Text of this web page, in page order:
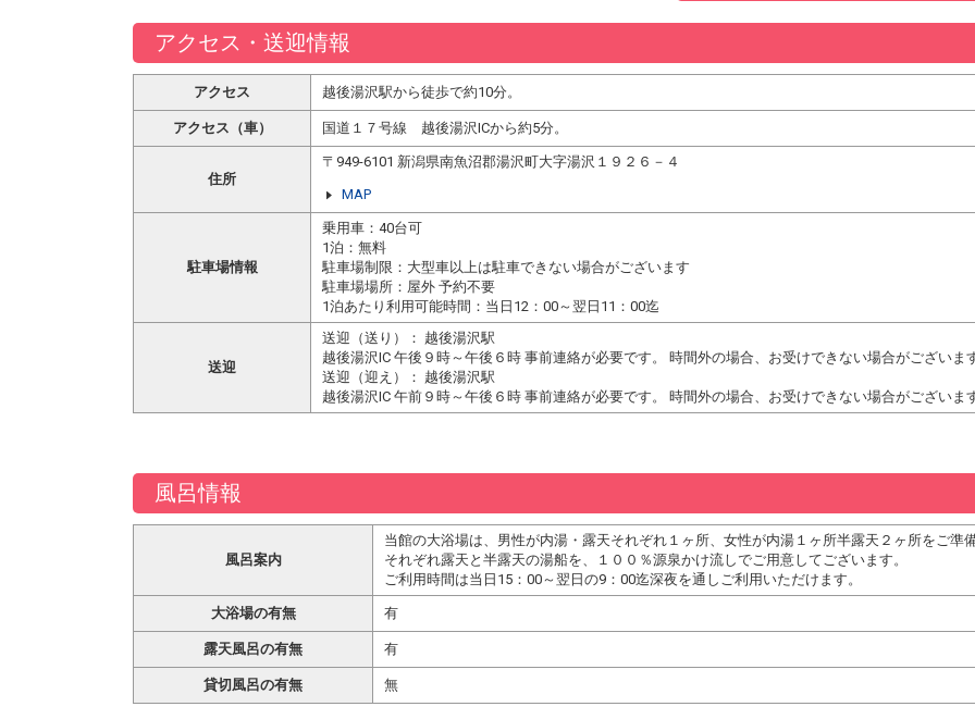
アクセス・送迎情報
アクセス 越後湯沢駅から徒歩で約10分。
アクセス（車） 国道１７号線 越後湯沢ICから約5分。
住所
〒949-6101 新潟県南魚沼郡湯沢町大字湯沢１９２６－４
MAP
駐車場情報
乗用車：40台可
1泊：無料
駐車場制限：大型車以上は駐車できない場合がございます
駐車場場所：屋外 予約不要
1泊あたり利用可能時間：当日12：00～翌日11：00迄
送迎
送迎（送り）： 越後湯沢駅
越後湯沢IC 午後９時～午後６時 事前連絡が必要です。 時間外の場合、お受けできない場合がございま
送迎（迎え）： 越後湯沢駅
越後湯沢IC 午前９時～午後６時 事前連絡が必要です。 時間外の場合、お受けできない場合がございま
風呂情報
風呂案内
当館の大浴場は、男性が内湯・露天それぞれ１ヶ所、女性が内湯１ヶ所半露天２ヶ所をご準
それぞれ露天と半露天の湯船を、１００％源泉かけ流しでご用意してございます。
ご利用時間は当日15：00～翌日の9：00迄深夜を通しご利用いただけます。
大浴場の有無 有
露天風呂の有無 有
貸切風呂の有無 無